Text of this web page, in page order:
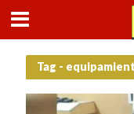
Tag -